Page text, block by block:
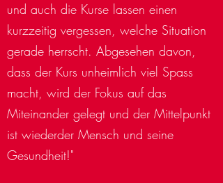
und auch die Kurse lassen einen
kurzzeitig vergessen, welche Situation
gerade herrscht. Abgesehen davon,
dass der Kurs unheimlich viel Spass
macht, wird der Fokus auf das
Miteinander gelegt und der Mittelpunkt
ist wiederder Mensch und seine
Gesundheit!"